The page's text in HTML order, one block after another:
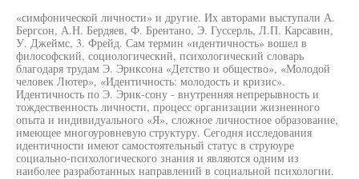
«симфонической личности» и другие. Их авторами выступали А.
Бергсон, А.Н. Бердяев, Ф. Брентано, Э. Гуссерль, Л.П. Карсавин,
У. Джеймс, 3. Фрейд. Сам термин «идентичность» вошел в
философский, социологический, психологический словарь
благодаря трудам Э. Эриксона «Детство и общество», «Молодой
человек Лютер», «Идентичность: молодость и кризис».
Идентичность по Э. Эрик-сону - внутренняя непрерывность и
тождественность личности, процесс организации жизненного
опыта и индивидуального «Я», сложное личностное образование,
имеющее многоуровневую структуру. Сегодня исследования
идентичности имеют самостоятельный статус в струюуре
социально-психологического знания и являются одним из
наиболее разработанных направлений в социальной психологии.